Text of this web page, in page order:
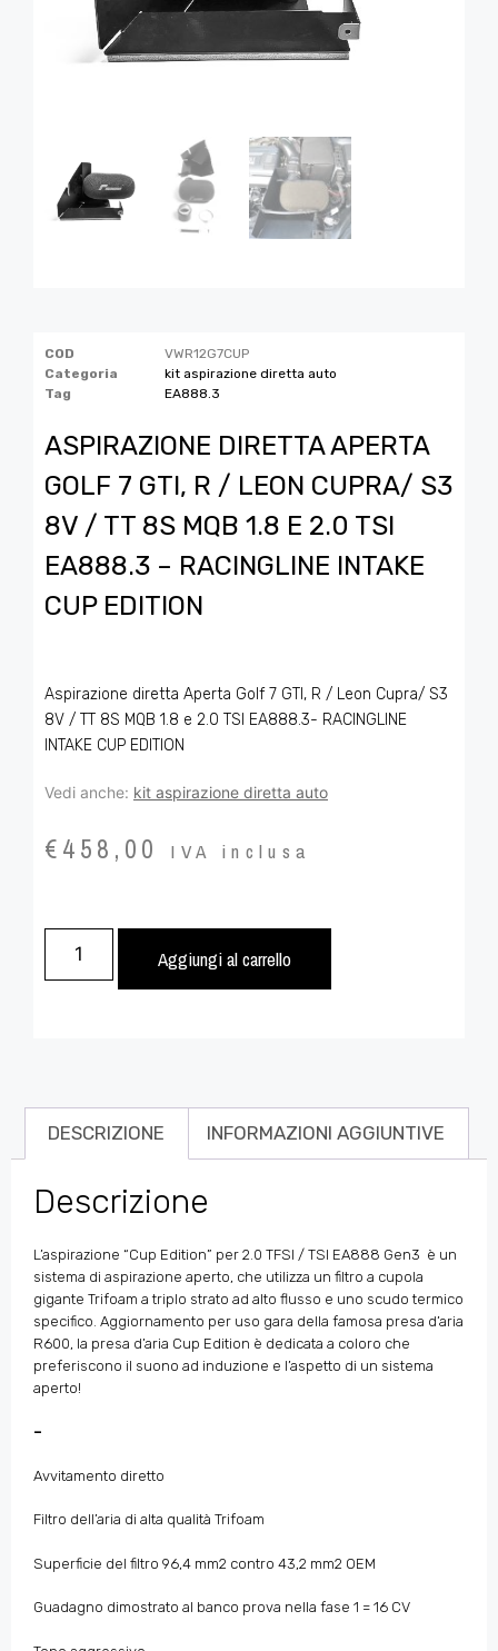
COD
VWR12G7CUP
Categoria
kit aspirazione diretta auto
Tag
EA888.3
ASPIRAZIONE DIRETTA APERTA
GOLF 7 GTI, R / LEON CUPRA/ S3
8V / TT 8S MQB 1.8 E 2.0 TSI
EA888.3 – RACINGLINE INTAKE
CUP EDITION
Aspirazione diretta Aperta Golf 7 GTI, R / Leon Cupra/ S3
8V / TT 8S MQB 1.8 e 2.0 TSI EA888.3- RACINGLINE
INTAKE CUP EDITION
Vedi anche: kit aspirazione diretta auto
€458,00 IVA inclusa
Aggiungi al carrello
DESCRIZIONE INFORMAZIONI AGGIUNTIVE
Descrizione
L’aspirazione “Cup Edition” per 2.0 TFSI / TSI EA888 Gen3 è un
sistema di aspirazione aperto, che utilizza un filtro a cupola
gigante Trifoam a triplo strato ad alto flusso e uno scudo termico
specifico. Aggiornamento per uso gara della famosa presa d’aria
R600, la presa d’aria Cup Edition è dedicata a coloro che
preferiscono il suono ad induzione e l’aspetto di un sistema
aperto!
–
Avvitamento diretto
Filtro dell’aria di alta qualità Trifoam
Superficie del filtro 96,4 mm2 contro 43,2 mm2 OEM
Guadagno dimostrato al banco prova nella fase 1 = 16 CV